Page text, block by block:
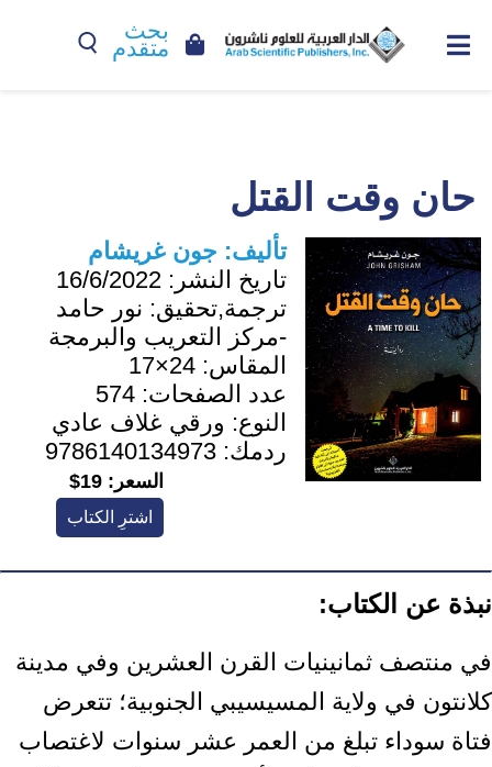
بحث
متقدم
حان وقت القتل
تأليف: جون غريشام
تاريخ النشر: 16/6/2022
ترجمة,تحقيق: نور حامد
-مركز التعريب والبرمجة
المقاس: 24×17
عدد الصفحات: 574
النوع: ورقي غلاف عادي
ردمك: 9786140134973
السعر: 19$
اشترِ الكتاب
نبذة عن الكتاب:
في منتصف ثمانينيات القرن العشرين وفي مدينة
كلانتون في ولاية المسيسيبي الجنوبية؛ تتعرض
فتاة سوداء تبلغ من العمر عشر سنوات لاغتصاب